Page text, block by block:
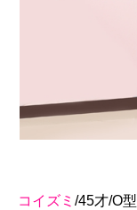
コイズミ /45才/O型